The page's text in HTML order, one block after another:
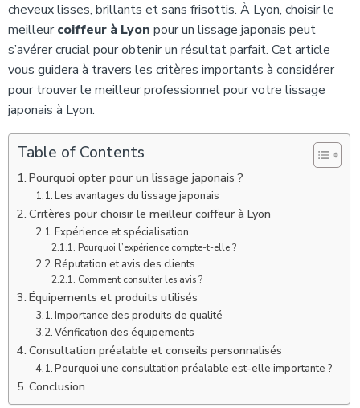
cheveux lisses, brillants et sans frisottis. À Lyon, choisir le
meilleurcoiffeur à Lyon pour un lissage japonais peut
s’avérer crucial pour obtenir un résultat parfait. Cet article
vous guidera à travers les critères importants à considérer
pour trouver le meilleur professionnel pour votre lissage
japonais à Lyon.
Table of Contents
Pourquoi opter pour un lissage japonais ?
Les avantages du lissage japonais
Critères pour choisir le meilleur coiffeur à Lyon
Expérience et spécialisation
Pourquoi l’expérience compte-t-elle ?
Réputation et avis des clients
Comment consulter les avis ?
Équipements et produits utilisés
Importance des produits de qualité
Vérification des équipements
Consultation préalable et conseils personnalisés
Pourquoi une consultation préalable est-elle importante ?
Conclusion